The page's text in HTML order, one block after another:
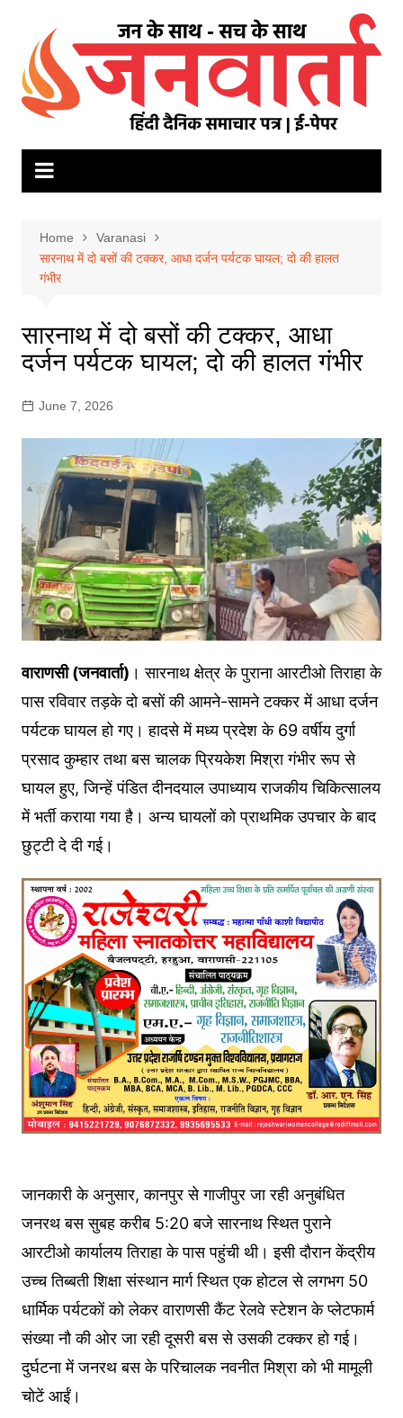
content
Home
Varanasi
सारनाथ में दो बसों की टक्कर, आधा दर्जन पर्यटक घायल; दो की हालत
गंभीर
सारनाथ में दो बसों की टक्कर, आधा
दर्जन पर्यटक घायल; दो की हालत गंभीर
June 7, 2026
वाराणसी (जनवार्ता) । सारनाथ क्षेत्र के पुराना आरटीओ तिराहा के
पास रविवार तड़के दो बसों की आमने-सामने टक्कर में आधा दर्जन
पर्यटक घायल हो गए। हादसे में मध्य प्रदेश के 69 वर्षीय दुर्गा
प्रसाद कुम्हार तथा बस चालक प्रियकेश मिश्रा गंभीर रूप से
घायल हुए, जिन्हें पंडित दीनदयाल उपाध्याय राजकीय चिकित्सालय
में भर्ती कराया गया है। अन्य घायलों को प्राथमिक उपचार के बाद
छुट्टी दे दी गई।
जानकारी के अनुसार, कानपुर से गाजीपुर जा रही अनुबंधित
जनरथ बस सुबह करीब 5:20 बजे सारनाथ स्थित पुराने
आरटीओ कार्यालय तिराहा के पास पहुंची थी। इसी दौरान केंद्रीय
उच्च तिब्बती शिक्षा संस्थान मार्ग स्थित एक होटल से लगभग 50
धार्मिक पर्यटकों को लेकर वाराणसी कैंट रेलवे स्टेशन के प्लेटफार्म
संख्या नौ की ओर जा रही दूसरी बस से उसकी टक्कर हो गई।
दुर्घटना में जनरथ बस के परिचालक नवनीत मिश्रा को भी मामूली
चोटें आईं।